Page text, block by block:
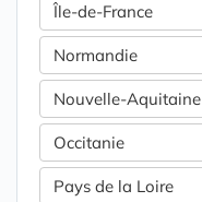
Île-de-France
Normandie
Nouvelle-Aquitaine
Occitanie
Pays de la Loire